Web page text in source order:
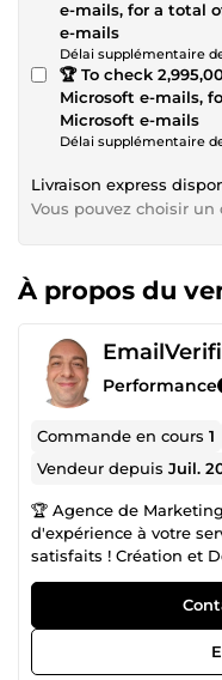
e-mails, for a total
e-mails
Délai supplémentaire
🏆 To check
Microsoft e-mails,
Microsoft e-mails
Délai supplémentaire
Livraison express
Vous pouvez choisir
À propos du
Performance
Commande en cours1
Vendeur depuisJuil.
🏆 Agence de
d'expérience à votre
satisfaits ! Création et
CMS ou entièrement
Visites ✅ Sites Vitrines
Communautaires
Prestashop / Shopify /
Vente de Fichiers